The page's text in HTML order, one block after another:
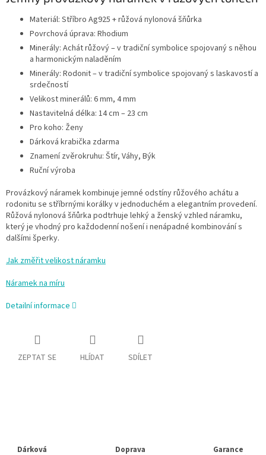
Materiál: Stříbro Ag925 + růžová nylonová šňůrka
Povrchová úprava: Rhodium
Minerály: Achát růžový – v tradiční symbolice spojovaný s něhou
a harmonickým naladěním
Minerály: Rodonit – v tradiční symbolice spojovaný s laskavostí a
srdečností
Velikost minerálů: 6 mm, 4 mm
Nastavitelná délka: 14 cm – 23 cm
Pro koho: Ženy
Dárková krabička zdarma
Znamení zvěrokruhu: Štír, Váhy, Býk
Ruční výroba
Provázkový náramek kombinuje jemné odstíny růžového achátu a
rodonitu se stříbrnými korálky v jednoduchém a elegantním provedení.
Růžová nylonová šňůrka podtrhuje lehký a ženský vzhled náramku,
který je vhodný pro každodenní nošení i nenápadné kombinování s
dalšími šperky.
Jak změřit velikost náramku
Náramek na míru
Detailní informace
ZEPTAT SE HLÍDAT SDÍLET
Dárková
Doprava
Garance